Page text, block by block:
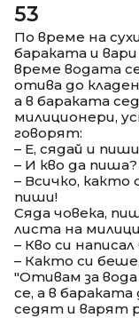
53
По време на
бараката и
време водата
отива до
а в бараката
милиционери,
говорят:
– Е, сядай и
– И кво да пиша?
– Всичко, както
пиши!
Сяда човека,
листа на
– Кво си
– Както си
"Отивам за
се, а в
седят и варят